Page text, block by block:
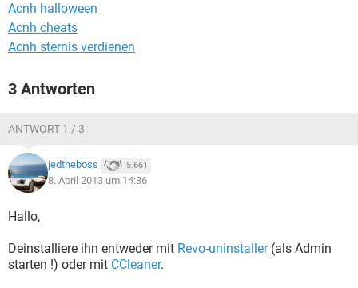
Acnh halloween
Acnh cheats
Acnh sternis verdienen
3 Antworten
ANTWORT 1 / 3
jedtheboss 5.661
8. April 2013 um 14:36
Hallo,
Deinstalliere ihn entweder mit Revo-uninstaller(als Admin
starten !) oder mit CCleaner.